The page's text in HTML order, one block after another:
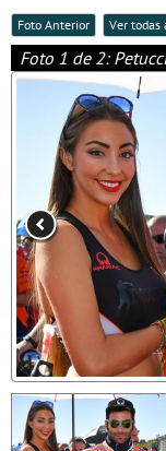
Foto Anterior Ver todas
Foto 1 de 2: